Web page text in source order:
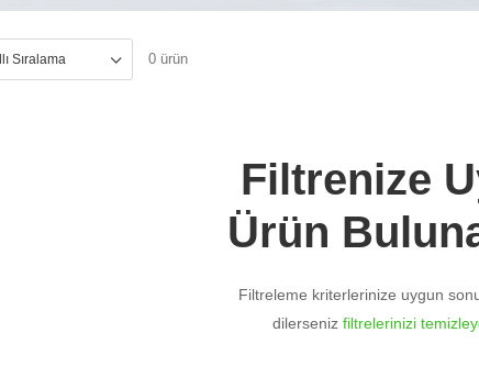
0 ürün
Filtrenize
Ürün
Filtreleme kriterlerinize uygun
dilerseniz filtrelerinizi